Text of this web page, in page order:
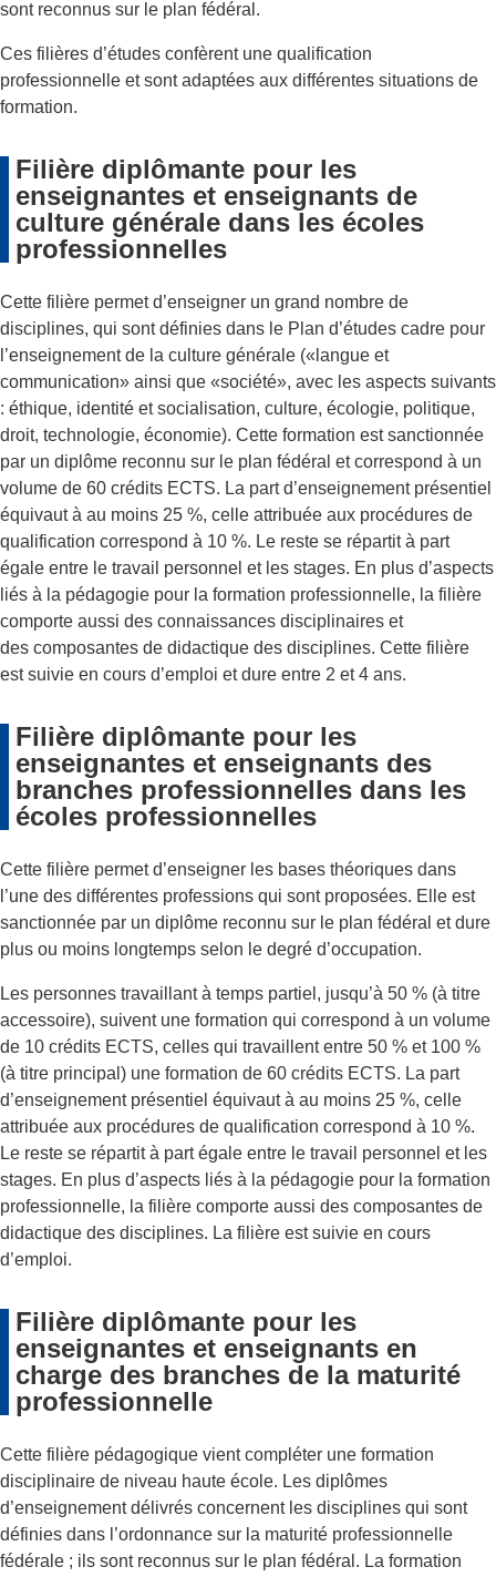
sont reconnus sur le plan fédéral.
Ces filières d’études confèrent une qualification
professionnelle et sont adaptées aux différentes situations de
formation.
Filière diplômante pour les
enseignantes et enseignants de
culture générale dans les écoles
professionnelles
Cette filière permet d’enseigner un grand nombre de
disciplines, qui sont définies dans le Plan d’études cadre pour
l’enseignement de la culture générale («langue et
communication» ainsi que «société», avec les aspects suivants
: éthique, identité et socialisation, culture, écologie, politique,
droit, technologie, économie). Cette formation est sanctionnée
par un diplôme reconnu sur le plan fédéral et correspond à un
volume de 60 crédits ECTS. La part d’enseignement présentiel
équivaut à au moins 25 %, celle attribuée aux procédures de
qualification correspond à 10 %. Le reste se répartit à part
égale entre le travail personnel et les stages. En plus d’aspects
liés à la pédagogie pour la formation professionnelle, la filière
comporte aussi des connaissances disciplinaires et
des composantes de didactique des disciplines. Cette filière
est suivie en cours d’emploi et dure entre 2 et 4 ans.
Filière diplômante pour les
enseignantes et enseignants des
branches professionnelles dans les
écoles professionnelles
Cette filière permet d’enseigner les bases théoriques dans
l’une des différentes professions qui sont proposées. Elle est
sanctionnée par un diplôme reconnu sur le plan fédéral et dure
plus ou moins longtemps selon le degré d’occupation.
Les personnes travaillant à temps partiel, jusqu’à 50 % (à titre
accessoire), suivent une formation qui correspond à un volume
de 10 crédits ECTS, celles qui travaillent entre 50 % et 100 %
(à titre principal) une formation de 60 crédits ECTS. La part
d’enseignement présentiel équivaut à au moins 25 %, celle
attribuée aux procédures de qualification correspond à 10 %.
Le reste se répartit à part égale entre le travail personnel et les
stages. En plus d’aspects liés à la pédagogie pour la formation
professionnelle, la filière comporte aussi des composantes de
didactique des disciplines. La filière est suivie en cours
d’emploi.
Filière diplômante pour les
enseignantes et enseignants en
charge des branches de la maturité
professionnelle
Cette filière pédagogique vient compléter une formation
disciplinaire de niveau haute école. Les diplômes
d’enseignement délivrés concernent les disciplines qui sont
définies dans l’ordonnance sur la maturité professionnelle
fédérale ; ils sont reconnus sur le plan fédéral. La formation